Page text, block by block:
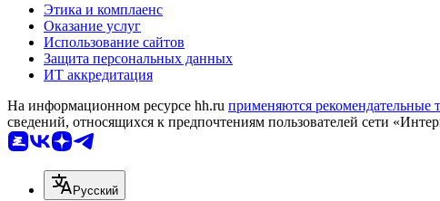
Этика и комплаенс
Оказание услуг
Использование сайтов
Защита персональных данных
ИТ аккредитация
На информационном ресурсе hh.ru применяются рекомендательные
сведений, относящихся к предпочтениям пользователей сети
Русский